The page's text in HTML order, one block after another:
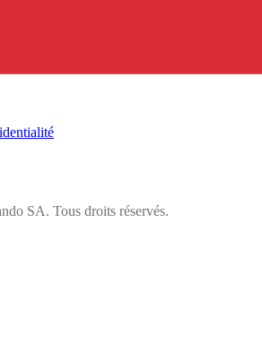
SA. Tous droits réservés.